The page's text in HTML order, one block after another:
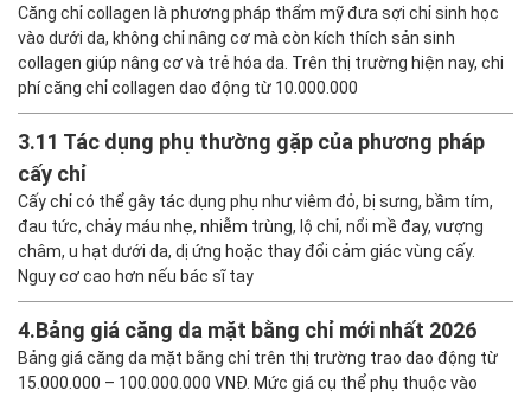
Căng chỉ collagen là phương pháp thẩm mỹ đưa sợi chỉ sinh học
vào dưới da, không chỉ nâng cơ mà còn kích thích sản sinh
collagen giúp nâng cơ và trẻ hóa da. Trên thị trường hiện nay, chi
phí căng chỉ collagen dao động từ 10.000.000
3.11 Tác dụng phụ thường gặp của phương pháp
cấy chỉ
Cấy chỉ có thể gây tác dụng phụ như viêm đỏ, bị sưng, bầm tím,
đau tức, chảy máu nhẹ, nhiễm trùng, lộ chỉ, nổi mề đay, vượng
châm, u hạt dưới da, dị ứng hoặc thay đổi cảm giác vùng cấy.
Nguy cơ cao hơn nếu bác sĩ tay
4.Bảng giá căng da mặt bằng chỉ mới nhất 2026
Bảng giá căng da mặt bằng chỉ trên thị trường trao dao động từ
15.000.000 – 100.000.000 VNĐ. Mức giá cụ thể phụ thuộc vào